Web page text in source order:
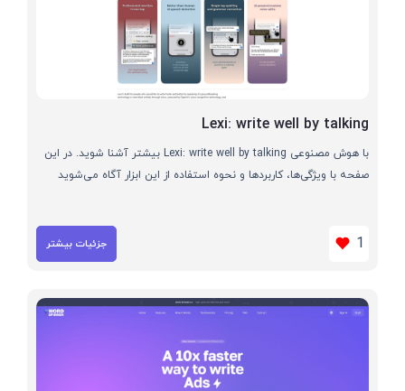
Lexi: write well by talking
با هوش مصنوعی Lexi: write well by talking بیشتر آشنا شوید. در این
صفحه با ویژگی‌ها، کاربردها و نحوه استفاده از این ابزار آگاه می‌شوید
1 جزئیات بیشتر